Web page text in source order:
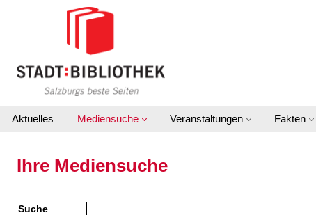
Zu den Suchfiltern springen
Zur Trefferliste springen
Aktuelles Mediensuche Veranstaltungen Fakten
Ihre Mediensuche
Suche